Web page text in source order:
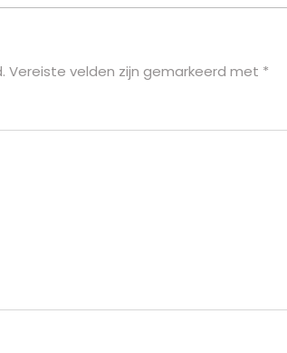
Vereiste velden zijn gemarkeerd met *